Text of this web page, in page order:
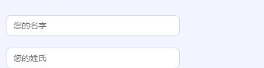
Contact Us
(Chinese
Subdomain)